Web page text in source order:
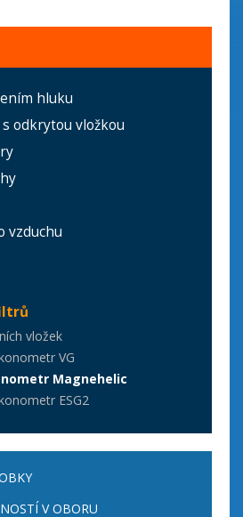
hluku
odkrytou vložkou
vzduchu
vložek
VG
Magnehelic
ESG2
V OBORU